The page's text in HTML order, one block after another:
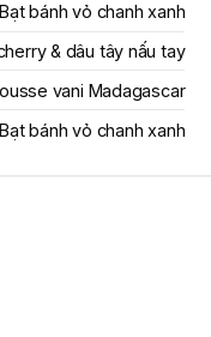
Bạt bánh vỏ chanh xanh
& dâu tây nấu tay
vani Madagascar
Bạt bánh vỏ chanh xanh